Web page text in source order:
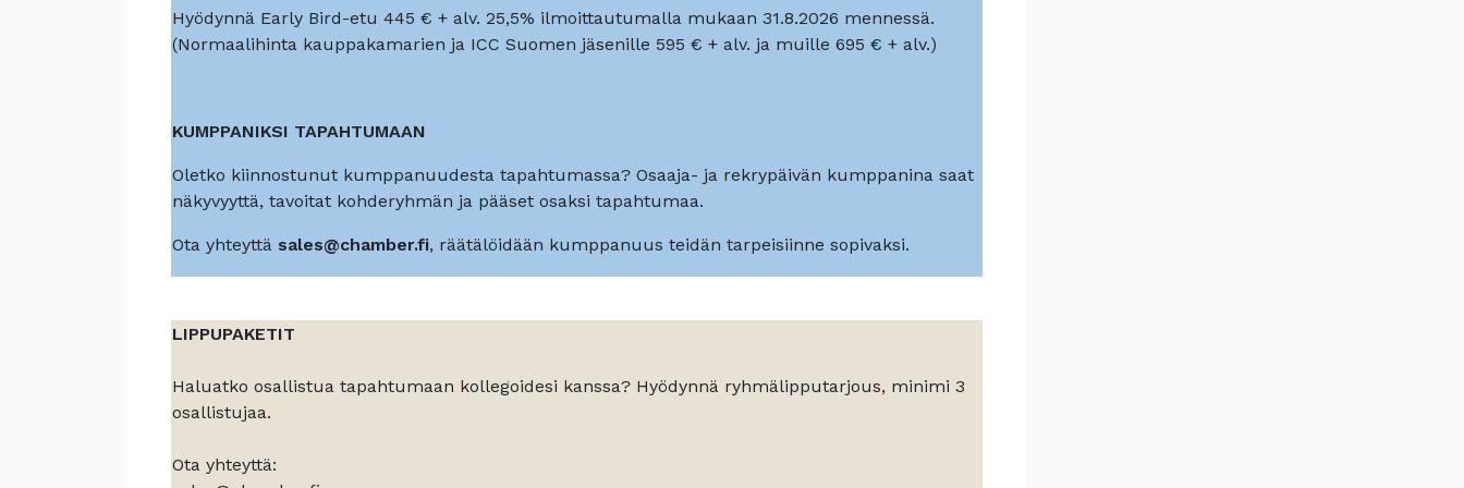
Hyödynnä Early Bird-etu 445 € + alv. 25,5% ilmoittautumalla mukaan 31.8.2026 mennessä.
(Normaalihinta kauppakamarien ja ICC Suomen jäsenille 595 € + alv. ja muille 695 € + alv.)
KUMPPANIKSI TAPAHTUMAAN
Oletko kiinnostunut kumppanuudesta tapahtumassa? Osaaja- ja rekrypäivän kumppanina saat
näkyvyyttä, tavoitat kohderyhmän ja pääset osaksi tapahtumaa.
Ota yhteyttä sales@chamber.fi, räätälöidään kumppanuus teidän tarpeisiinne sopivaksi.
LIPPUPAKETIT
Haluatko osallistua tapahtumaan kollegoidesi kanssa? Hyödynnä ryhmälipputarjous, minimi 3
osallistujaa.
Ota yhteyttä: